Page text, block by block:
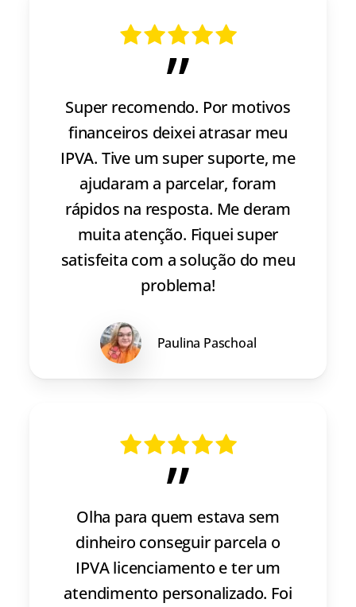
”
Super recomendo. Por motivos
financeiros deixei atrasar meu
IPVA. Tive um super suporte, me
ajudaram a parcelar, foram
rápidos na resposta. Me deram
muita atenção. Fiquei super
satisfeita com a solução do meu
problema!
Paulina Paschoal
”
Olha para quem estava sem
dinheiro conseguir parcela o
IPVA licenciamento e ter um
atendimento personalizado. Foi